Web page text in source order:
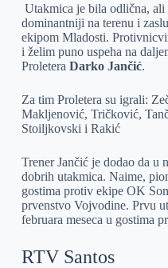
p
p
Utakmica je bila odlična,
dominantniji na terenu i
ekipom Mladosti.
i želim puno uspeha na
Proletera Darko Jančić.
Za tim Proletera su igrali:
Makljenović, Tričković,
Stoiljkovski i Rakić
Trener Jančić je dodao da u
dobrih utakmica. Naime,
gostima protiv ekipe OK
prvenstvo Vojvodine. Prvu
februara meseca u gostima
RTV Santos